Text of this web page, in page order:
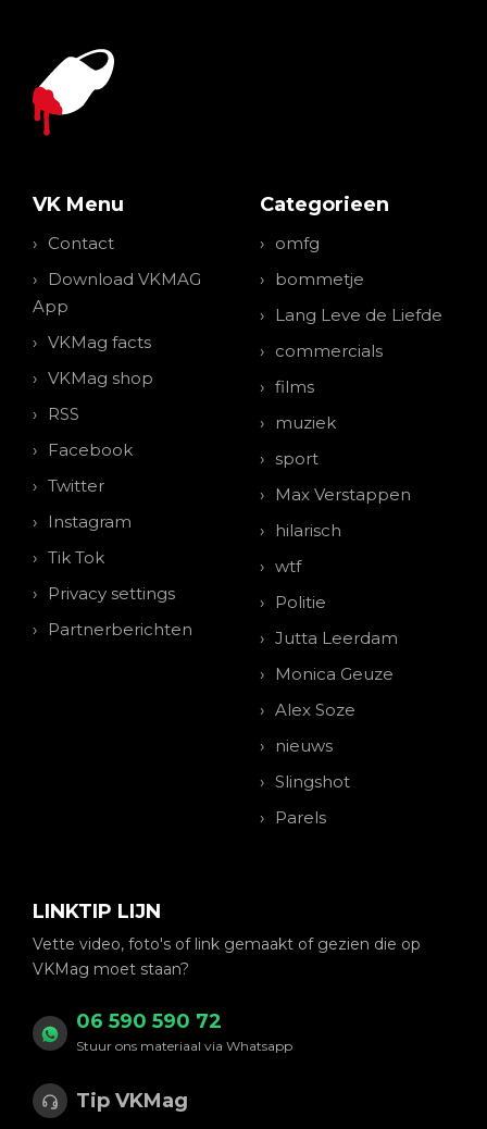
VK Menu
Contact
Download VKMAG
App
VKMag facts
VKMag shop
RSS
Facebook
Twitter
Instagram
Tik Tok
Privacy settings
Partnerberichten
Categorieen
omfg
bommetje
Lang Leve de Liefde
commercials
films
muziek
sport
Max Verstappen
hilarisch
wtf
Politie
Jutta Leerdam
Monica Geuze
Alex Soze
nieuws
Slingshot
Parels
LINKTIP LIJN
Vette video, foto's of link gemaakt of gezien die op
VKMag moet staan?
06 590 590 72
Stuur ons materiaal via Whatsapp
Tip VKMag